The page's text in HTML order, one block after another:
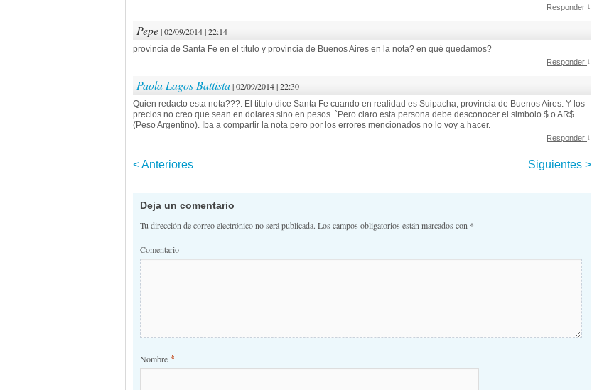
Responder ↓
Pepe| 02/09/2014 | 22:14
provincia de Santa Fe en el título y provincia de Buenos Aires en la nota? en qué quedamos?
Responder ↓
Paola Lagos Battista| 02/09/2014 | 22:30
Quien redacto esta nota???. El titulo dice Santa Fe cuando en realidad es Suipacha, provincia de Buenos Aires. Y los
precios no creo que sean en dolares sino en pesos. `Pero claro esta persona debe desconocer el simbolo $ o AR$
(Peso Argentino). Iba a compartir la nota pero por los errores mencionados no lo voy a hacer.
Responder ↓
< Anteriores Siguientes >
Deja un comentario
Tu dirección de correo electrónico no será publicada. Los campos obligatorios están marcados con *
Comentario
Nombre *